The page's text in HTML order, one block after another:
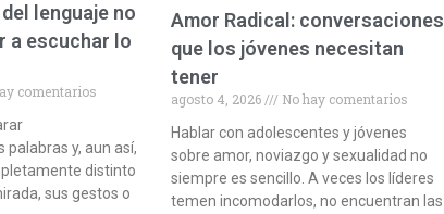
lenguaje no
a escuchar lo
comentarios
y, aun así,
distinto
sus gestos o
Amor Radical: conversaciones
que los jóvenes necesitan
tener
agosto 4, 2026
No hay comentarios
Hablar con adolescentes y jóvenes
sobre amor, noviazgo y sexualidad no
siempre es sencillo. A veces los líderes
temen incomodarlos, no encuentran las